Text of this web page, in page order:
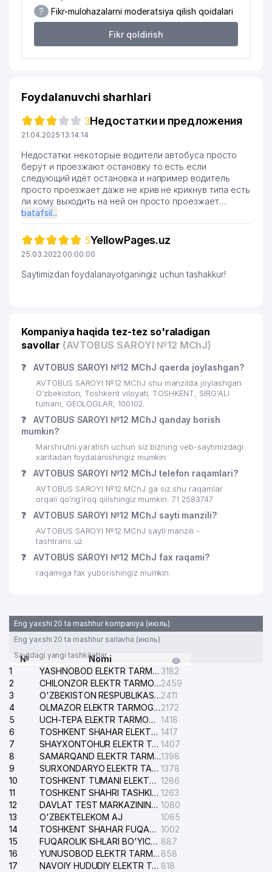
20
SERGELI TUMANI GAZ TA'MINOTI
UCHASTKASI
989 м
? Fikr-mulohazalarni moderatsiya qilish qoidalari
Fikr qoldirish
Foydalanuvchi sharhlari
3Недостатки и предложения
21.04.2025 13:14:14
Недостатки: некоторые водители автобуса просто
берут и проезжают остановку то есть если
следующий идёт остановка и например водитель
просто проезжает даже не крив не крикнув типа есть
ли кому выходить на ней он просто проезжает
Предложения: хотел бы предложить чтобы
некоторые автобусы сделали больше например 156
там очень много людей скапливается а автобус
маленький и мало места и также очень жарко
становится то есть мой совет просто расширить
автобус например 156 и там ещё остальные которые
требуются
batafsil...
5YellowPages.uz
25.03.2022 00:00:00
Saytimizdan foydalanayotganingiz uchun tashakkur!
Kompaniya haqida tez-tez so'raladigan
savollar (AVTOBUS SAROYI №12 MChJ)
❓ AVTOBUS SAROYI №12 MChJ qaerda joylashgan?
AVTOBUS SAROYI №12 MChJ shu manzilda joylashgan:
O'zbekiston, Toshkent viloyati, TOSHKENT, SIRG'ALI
tumani, GEOLOGLAR, 100102.
❓
AVTOBUS SAROYI №12 MChJ qanday borish
mumkin?
Marshrutni yaratish uchun siz bizning veb-saytimizdagi
xaritadan foydalanishingiz mumkin
❓ AVTOBUS SAROYI №12 MChJ telefon raqamlari?
AVTOBUS SAROYI №12 MChJ ga siz shu raqamlar
orqali qo’ng’iroq qilishingiz mumkin: 71 2583747
❓ AVTOBUS SAROYI №12 MChJ sayti manzili?
AVTOBUS SAROYI №12 MChJ sayti manzili -
tashtrans.uz
❓ AVTOBUS SAROYI №12 MChJ fax raqami?
raqamiga fax yuborishingiz mumkin.
Eng yaxshi 20 ta mashhur kompaniya (июль)
Eng yaxshi 20 ta mashhur sarlavha (июль)
Saytdagi yangi tashkilotlar
№
Nomi
1
YASHNOBOD ELEKTR TARMOG'I NOSOZLIKLARI XIZMATI 3182
2
CHILONZOR ELEKTR TARMOG'I NOSOZLIK XIZMATI2459
3
O'ZBEKISTON RESPUBLIKASI BOSH PROKURATURASI ISHONCH TELEFONI2411
4
OLMAZOR ELEKTR TARMOG'I NOSOZLIKLARI XIZMATI2172
5
UCH-TEPA ELEKTR TARMOG'I NOSOZLIKLARI XIZMATI 1418
6
TOSHKENT SHAHAR ELEKTR TARMOQLARI KORXONASI AJ 1417
7
SHAYXONTOHUR ELEKTR TARMOG'I NOSOZLIKLARINI TUZATISH XIZMATI 1407
8
SAMARQAND ELEKTR TARMOQLARI AJ1398
9
SURXONDARYO ELEKTR TARMOQLARI AJ 1378
10
TOSHKENT TUMANI ELEKTR TARMOG'I AVARIYA XIZMATI 1286
11
TOSHKENT SHAHRI TASHKILOT TELEFONLARI HAQIDA MA'LUMOT BYUROSI 1263
12
DAVLAT TEST MARKAZINING ISHONCH TELEFONLARI 1080
13
O'ZBEKTELEKOM AJ
1065
14
TOSHKENT SHAHAR FUQAROLIK ISHLARI BO'YICHA SUDI 1002
15
FUQAROLIK ISHLARI BO'YICHA YAKKASAROY TUMANLARARO SUDI 887
16
YUNUSOBOD ELEKTR TARMOG'I NOSOZLIKLARI XIZMATI 858
17
NAVOIY HUDUDIY ELEKTR TARMOQLARI KORXONASI AJ 818